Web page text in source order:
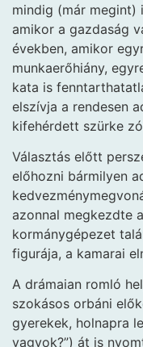
mindig (már megint)
amikor a gazdaság
években, amikor
munkaerőhiány,
kata is
elszívja a rendesen
kifehérdett szürke
Választás előtt
előhozni bármilyen
azonnal megkezdte
kormánygépezet
figurája, a kamarai
A drámaian romló
szokásos orbáni
gyerekek, holnapra
vagyok?”) át is